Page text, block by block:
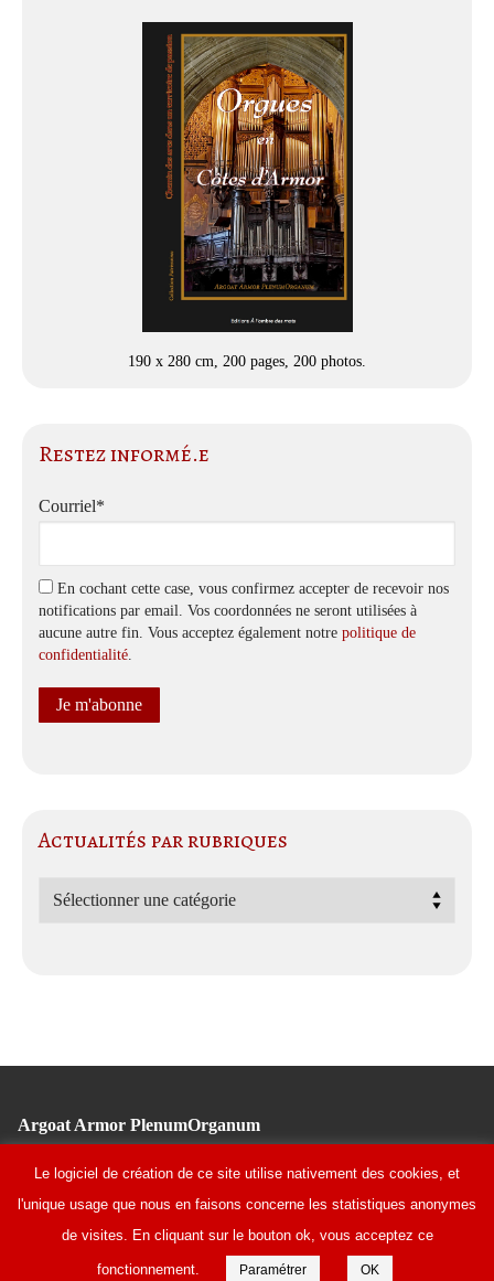
190 x 280 cm, 200 pages, 200 photos.
Restez informé.e
Courriel*
En cochant cette case, vous confirmez accepter de recevoir nos
notifications par email. Vos coordonnées ne seront utilisées à
aucune autre fin. Vous acceptez également notre politique de
confidentialité
Actualités par rubriques
Actualités
Argoat Armor PlenumOrganum
Fondation Bon Sauveur
1 rue du Bon Sauveur
22140 BEGARD
Le logiciel de création de ce site utilise nativement des cookies, et
l'unique usage que nous en faisons concerne les statistiques anonymes
de visites. En cliquant sur le bouton ok, vous acceptez ce
fonctionnement. Paramétrer OK